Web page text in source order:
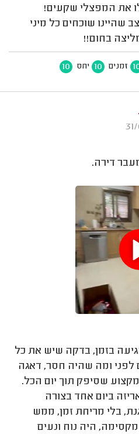
את המפצלי שקעים!
שהיינו שוכחים כל מיני
בחום!!
זמנים 10 יחס 10
דירה.
בזמן, בדקה שיש את כל
לפני ומה שהיה חסר, דאגה
שסיפק תוך יום הכל.
ביום אחד בצורה
בלי מריחת זמן, ממש
היה נוח ונעים